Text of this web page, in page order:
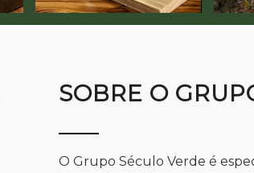
SOBRE O
O Grupo Século Verde é